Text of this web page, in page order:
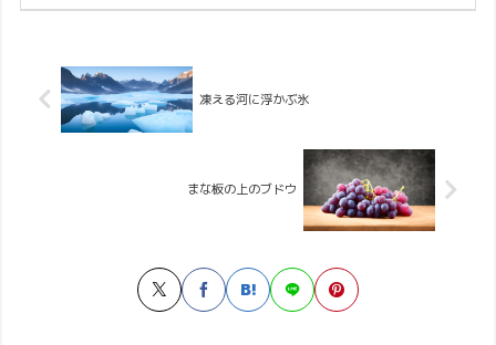
凍える河に浮かぶ氷
まな板の上のブドウ